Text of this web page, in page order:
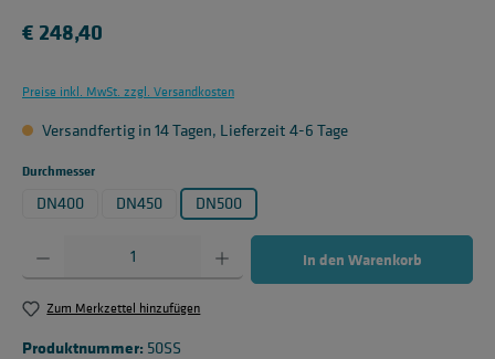
Regulärer Preis:
€ 248,40
Preise inkl. MwSt. zzgl. Versandkosten
Versandfertig in 14 Tagen, Lieferzeit 4-6 Tage
Durchmesserauswählen
DN400 DN450 DN500
Produkt Anzahl: Gib den gewünschten Wert ein oder benutze die Schaltflächen um
In den Warenkorb
Zum Merkzettel hinzufügen
Produktnummer: 50SS